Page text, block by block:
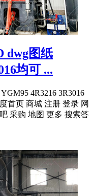
dwg图纸
均可 ...
4R3216 3R3016
首页 商城 注册 登录 网
采购 地图 更多 搜索答